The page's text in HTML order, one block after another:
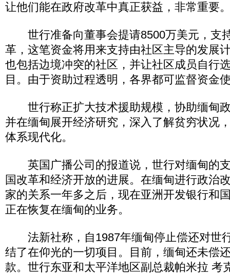
让他们能在政府改革中真正获益，非常重要
世行准备向董事会提请8500万美元，支
革，这笔资金将用来支持由社区主导的发展
也包括边境冲突的社区，并让社区成员自行
目。由于资助过程透明，各界都可监督资金
世行称正扩大技术援助规模，协助缅甸
并在缅甸展开经济研究，深入了解贫穷状况
体系现代化。
英国广播公司的报道说，世行对缅甸的
国改革和经济开放的进展。在缅甸进行政治
家的关系一年多之后，现在亚洲开发银行和
正在恢复在缅甸的业务。
法新社称，自1987年缅甸停止偿还对世
结了在仰光的一切项目。目前，缅甸还未偿
款。世行东亚和太平洋地区副总裁帕米拉 考